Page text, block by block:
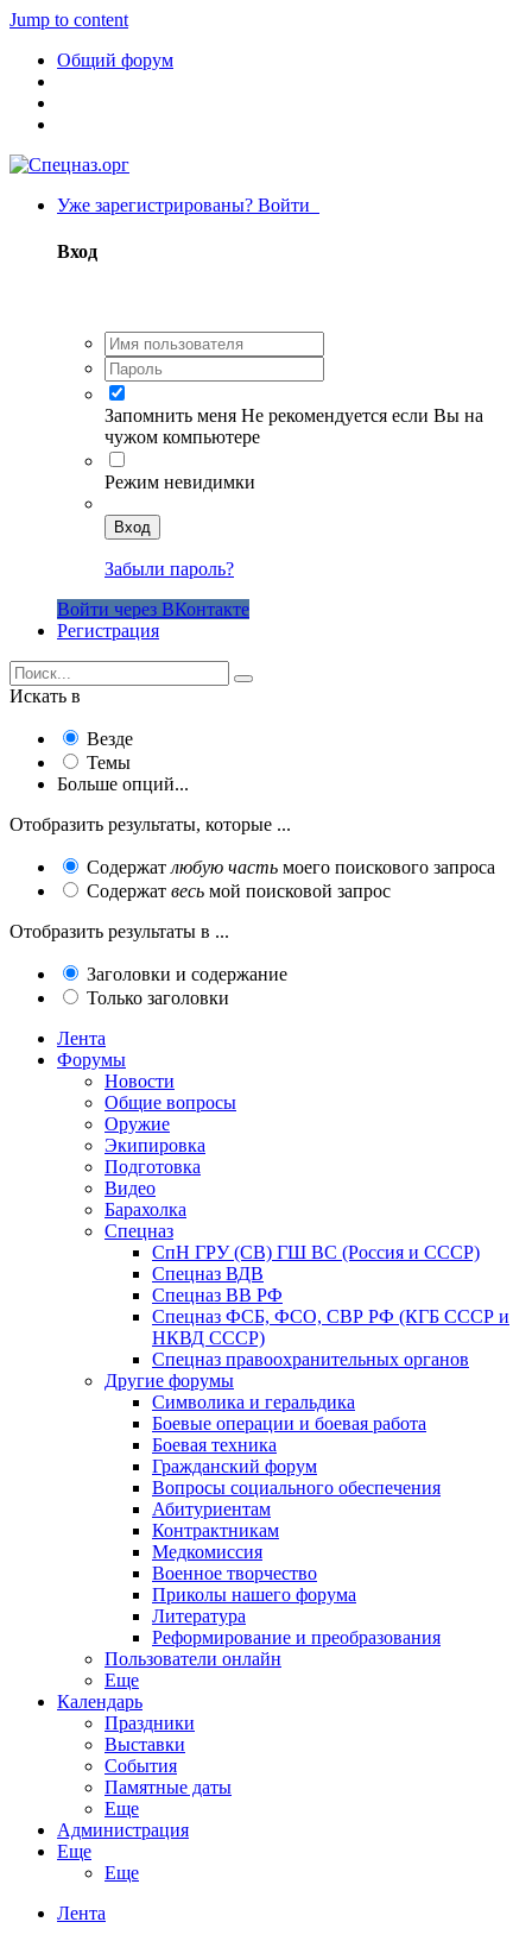
Jump to content
Общий форум
Уже зарегистрированы? Войти
Вход
Запомнить меня Не рекомендуется если Вы на
чужом компьютере
Режим невидимки
Вход
Забыли пароль?
Войти через ВКонтакте
Регистрация
Искать в
Везде
Темы
Больше опций...
Отобразить результаты, которые ...
Содержат любую часть моего поискового запроса
Содержат весь мой поисковой запрос
Отобразить результаты в ...
Заголовки и содержание
Только заголовки
Лента
Форумы
Новости
Общие вопросы
Оружие
Экипировка
Подготовка
Видео
Барахолка
Спецназ
СпН ГРУ (СВ) ГШ ВС (Россия и СССР)
Спецназ ВДВ
Спецназ ВВ РФ
Спецназ ФСБ, ФСО, СВР РФ (КГБ СССР и
НКВД СССР)
Спецназ правоохранительных органов
Другие форумы
Символика и геральдика
Боевые операции и боевая работа
Боевая техника
Гражданский форум
Вопросы социального обеспечения
Абитуриентам
Контрактникам
Медкомиссия
Военное творчество
Приколы нашего форума
Литература
Реформирование и преобразования
Пользователи онлайн
Еще
Календарь
Праздники
Выставки
События
Памятные даты
Еще
Администрация
Еще
Еще
Лента